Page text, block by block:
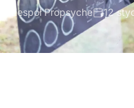
Zespół Propsyche 12